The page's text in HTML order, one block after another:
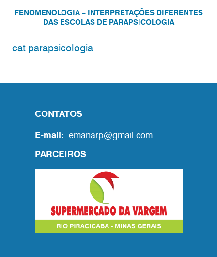
FENOMENOLOGIA – INTERPRETAÇÕES DIFERENTES
DAS ESCOLAS DE PARAPSICOLOGIA
cat parapsicologia
CONTATOS
E-mail: emanarp@gmail.com
PARCEIROS